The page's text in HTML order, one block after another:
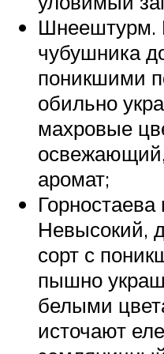
Шнеештурм.
чубушника
поникшими
обильно
махровые
аромат;
Невысокий,
сорт с
пышно
белыми
источают